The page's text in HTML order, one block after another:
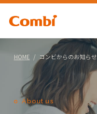
HOME コンビからのお知らせ
About us